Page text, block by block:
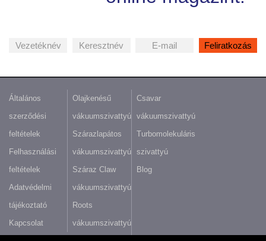
Általános
szerződési
feltételek
Felhasználási
feltételek
Adatvédelmi
tájékoztató
Kapcsolat
Olajkenésű
vákuumszivattyú
Szárazlapátos
vákuumszivattyú
Száraz Claw
vákuumszivattyú
Roots
vákuumszivattyú
Csavar
vákuumszivattyú
Turbomolekuláris
szivattyú
Blog